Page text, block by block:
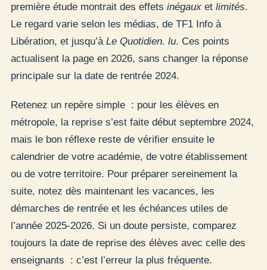
première étude montrait des effets inégaux et limités.
Le regard varie selon les médias, de TF1 Info à
Libération, et jusqu’à Le Quotidien. lu. Ces points
actualisent la page en 2026, sans changer la réponse
principale sur la date de rentrée 2024.
Retenez un repère simple : pour les élèves en
métropole, la reprise s’est faite début septembre 2024,
mais le bon réflexe reste de vérifier ensuite le
calendrier de votre académie, de votre établissement
ou de votre territoire. Pour préparer sereinement la
suite, notez dès maintenant les vacances, les
démarches de rentrée et les échéances utiles de
l’année 2025-2026. Si un doute persiste, comparez
toujours la date de reprise des élèves avec celle des
enseignants : c’est l’erreur la plus fréquente.